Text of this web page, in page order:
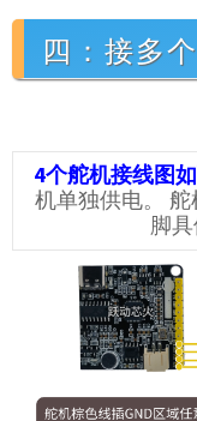
四：接多
4个舵机接线图如
机单独供电。
脚